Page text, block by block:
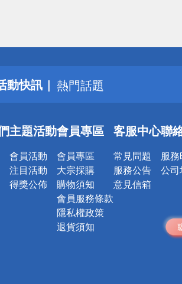
動快訊
詐騙網頁！請小心！
得獎公告
熱門話題
銀行優惠
詐騙網頁！請小心！
主題活動
會員活動
注目活動
得獎公佈
會員專區
會員專區
大宗採購
購物須知
會員服務條款
隱私權政策
退貨須知
客服中心
常見問題
服務公告
意見信箱
聯
服務
公司